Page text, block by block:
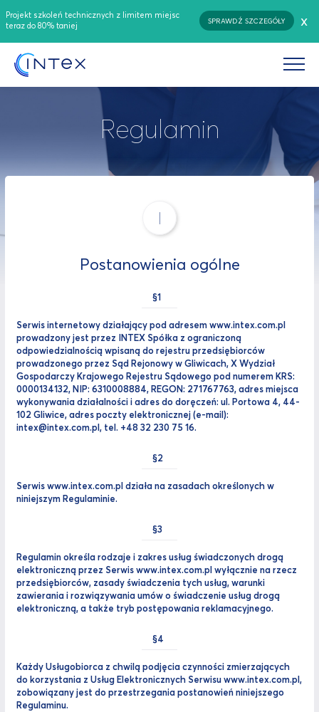
Projekt szkoleń technicznych z limitem miejsc
teraz do 80% taniej
SPRAWDŹ SZCZEGÓŁY x
Regulamin
I
Postanowienia ogólne
Serwis internetowy działający pod adresem www.intex.com.pl
prowadzony jest przez INTEX Spółka z ograniczoną
odpowiedzialnością wpisaną do rejestru przedsiębiorców
prowadzonego przez Sąd Rejonowy w Gliwicach, X Wydział
Gospodarczy Krajowego Rejestru Sądowego pod numerem KRS:
0000134132, NIP: 6310008884, REGON: 271767763, adres miejsca
wykonywania działalności i adres do doręczeń: ul. Portowa 4, 44-
102 Gliwice, adres poczty elektronicznej (e-mail):
intex@intex.com.pl, tel. +48 32 230 75 16.
Serwis www.intex.com.pl działa na zasadach określonych w
niniejszym Regulaminie.
Regulamin określa rodzaje i zakres usług świadczonych drogą
elektroniczną przez Serwis www.intex.com.pl wyłącznie na rzecz
przedsiębiorców, zasady świadczenia tych usług, warunki
zawierania i rozwiązywania umów o świadczenie usług drogą
elektroniczną, a także tryb postępowania reklamacyjnego.
Każdy Usługobiorca z chwilą podjęcia czynności zmierzających
do korzystania z Usług Elektronicznych Serwisu www.intex.com.pl,
zobowiązany jest do przestrzegania postanowień niniejszego
Regulaminu.